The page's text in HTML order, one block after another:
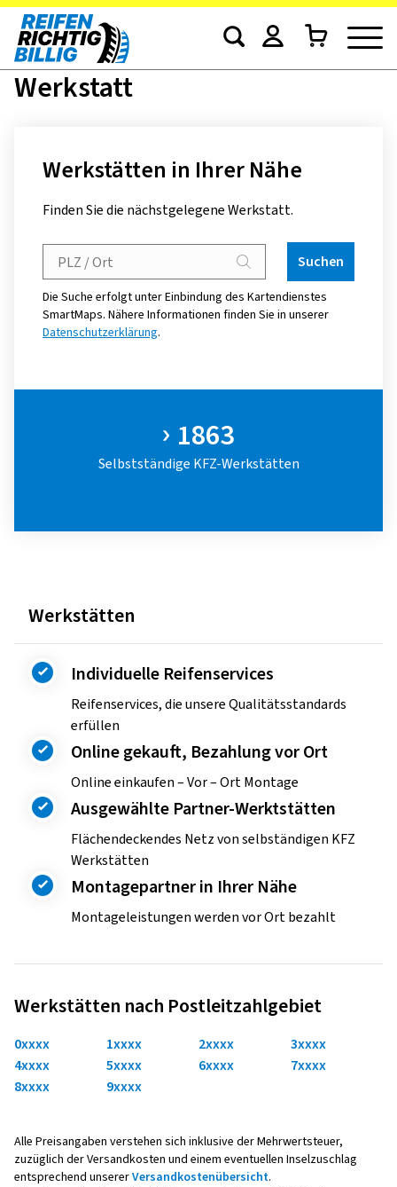
Werkstatt
Werkstätten in Ihrer Nähe
Finden Sie die nächstgelegene Werkstatt.
Suchen
Die Suche erfolgt unter Einbindung des Kartendienstes
SmartMaps. Nähere Informationen finden Sie in unserer
Datenschutzerklärung.
1863
Selbstständige KFZ-Werkstätten
Werkstätten
Individuelle Reifenservices
Reifenservices, die unsere Qualitätsstandards
erfüllen
Online gekauft, Bezahlung vor Ort
Online einkaufen – Vor – Ort Montage
Ausgewählte Partner-Werktstätten
Flächendeckendes Netz von selbständigen KFZ
Werkstätten
Montagepartner in Ihrer Nähe
Montageleistungen werden vor Ort bezahlt
Werkstätten nach Postleitzahlgebiet
0xxxx 1xxxx 2xxxx
3xxxx
4xxxx
5xxxx 6xxxx
7xxxx
8xxxx
9xxxx
Alle Preisangaben verstehen sich inklusive der Mehrwertsteuer,
zuzüglich der Versandkosten und einem eventuellen Inselzuschlag
entsprechend unsererVersandkostenübersicht.